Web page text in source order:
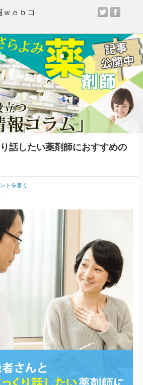
twitter
話したい薬剤師におすすめの
トを書く